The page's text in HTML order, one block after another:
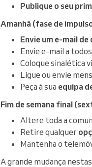
Publique o seu
Amanhã (fase de
Envie um e-mail de
Envie e-mail a
Coloque sinalética
Ligue ou envie
Peça à sua equipa
Fim de semana final
Altere toda a
Retire qualquer
Mantenha o
A grande mudança